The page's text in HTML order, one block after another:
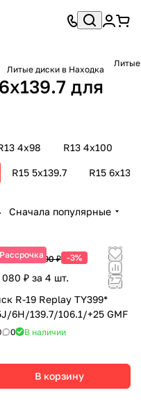
Литые диски в Находка
Литые
для
4х98 R13 4х100
R15 5х139.7 R15
Сначала популярные
Рассрочка
270 ₽23 990 ₽ -3%
080 ₽ за 4 шт.
R-19 Replay TY399*
6H/139.7/106.1/+25 GMF
0 В наличии
В корзину